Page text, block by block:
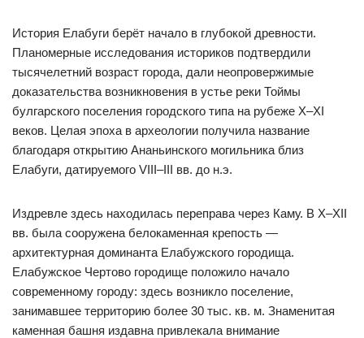
История Елабуги берёт начало в глубокой древности.
Планомерные исследования историков подтвердили
тысячелетний возраст города, дали неопровержимые
доказательства возникновения в устье реки Тоймы
булгарского поселения городского типа на рубеже Х–ХI
веков. Целая эпоха в археологии получила название
благодаря открытию Ананьинского могильника близ
Елабуги, датируемого VIII–III вв. до н.э.
Издревле здесь находилась переправа через Каму. В Х–XII
вв. была сооружена белокаменная крепость —
архитектурная доминанта Елабужского городища.
Елабужское Чертово городище положило начало
современному городу: здесь возникло поселение,
занимавшее территорию более 30 тыс. кв. м. Знаменитая
каменная башня издавна привлекала внимание